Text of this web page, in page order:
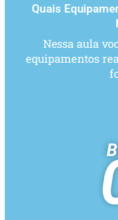
Quais
Nessa aula
equipamentos